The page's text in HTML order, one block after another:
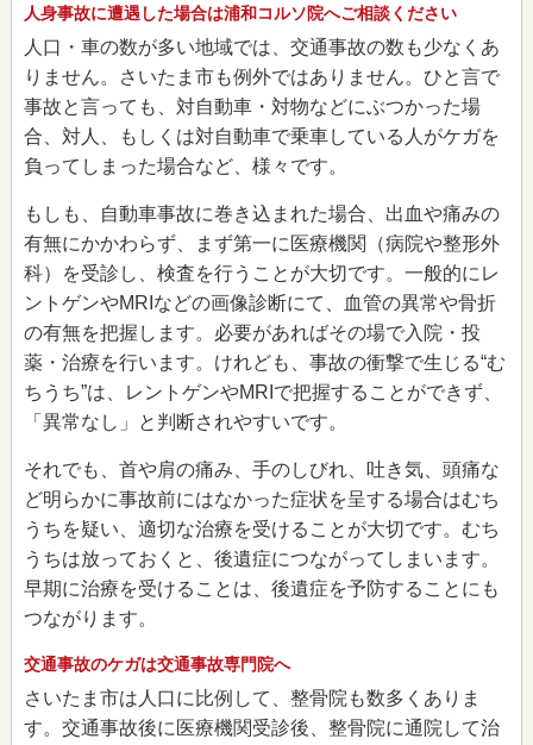
人身事故に遭遇した場合は浦和コルソ院へご相談ください
人口・車の数が多い地域では、交通事故の数も少なくあ
りません。さいたま市も例外ではありません。ひと言で
事故と言っても、対自動車・対物などにぶつかった場
合、対人、もしくは対自動車で乗車している人がケガを
負ってしまった場合など、様々です。
もしも、自動車事故に巻き込まれた場合、出血や痛みの
有無にかかわらず、まず第一に医療機関（病院や整形外
科）を受診し、検査を行うことが大切です。一般的にレ
ントゲンやMRIなどの画像診断にて、血管の異常や骨折
の有無を把握します。必要があればその場で入院・投
薬・治療を行います。けれども、事故の衝撃で生じる“む
ちうち”は、レントゲンやMRIで把握することができず、
「異常なし」と判断されやすいです。
それでも、首や肩の痛み、手のしびれ、吐き気、頭痛な
ど明らかに事故前にはなかった症状を呈する場合はむち
うちを疑い、適切な治療を受けることが大切です。むち
うちは放っておくと、後遺症につながってしまいます。
早期に治療を受けることは、後遺症を予防することにも
つながります。
交通事故のケガは交通事故専門院へ
さいたま市は人口に比例して、整骨院も数多くありま
す。交通事故後に医療機関受診後、整骨院に通院して治